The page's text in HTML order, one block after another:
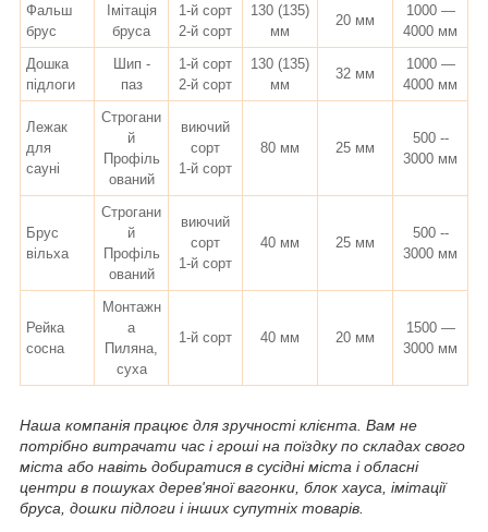
Фальш
брус
Імітація
бруса
1-й сорт
2-й сорт
130 (135)
мм
20 мм
1000 —
4000 мм
Дошка
підлоги
Шип -
паз
1-й сорт
2-й сорт
130 (135)
мм
32 мм
1000 —
4000 мм
Лежак
для
сауні
Строгани
й
Профіль
ований
виючий
сорт
1-й сорт
80 мм 25 мм
500 --
3000 мм
Брус
вільха
Строгани
й
Профіль
ований
виючий
сорт
1-й сорт
40 мм 25 мм
500 --
3000 мм
Рейка
сосна
Монтажн
а
Пиляна,
суха
1-й сорт 40 мм 20 мм
1500 —
3000 мм
Наша компанія працює для зручності клієнта. Вам не
потрібно витрачати час і гроші на поїздку по складах свого
міста або навіть добиратися в сусідні міста і обласні
центри в пошуках дерев'яної вагонки, блок хауса, імітації
бруса, дошки підлоги і інших супутніх товарів.